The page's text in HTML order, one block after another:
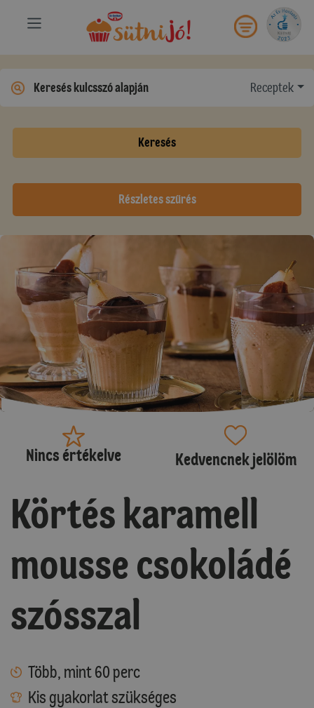
Receptek
Keresés
Részletes szűrés
Nincs értékelve Kedvencnek jelölöm
Körtés karamell
mousse csokoládé
szósszal
Több, mint 60 perc
Kis gyakorlat szükséges